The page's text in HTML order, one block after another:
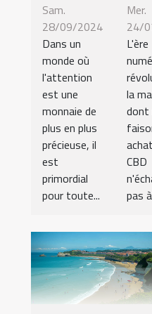
Sam.
28/09/2024
Dans un
monde où
l'attention
est une
monnaie de
plus en plus
précieuse, il
est
primordial
pour toute...
Mer.
24/
L'ère
la
dont
CBD
pas